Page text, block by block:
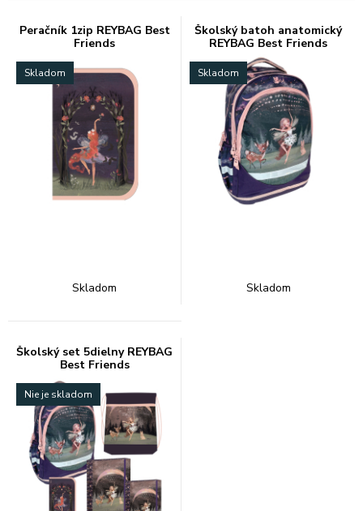
Peračník 1zip REYBAG Best
Friends
Skladom
Skladom
Školský batoh anatomický
REYBAG Best Friends
Skladom
Skladom
Školský set 5dielny REYBAG
Best Friends
Nie je skladom